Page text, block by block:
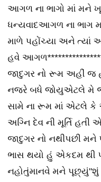
આગળ ના ભાગો માં મને
ધન્યવાદઆગળ ના ભાગ
માળે પહોંચ્યા અને
હવે
જાદુગર નો રૂમ અહીં જ
નજરે બધે જોયુએટલે મે
સામે ના રૂમ માં એટલે કે
અગ્નિ દેવ ની મૂર્તિ
જાદુગર નો નથીપછી
ભાસ થયો હું એકદમ થી
નહોતુંમાનવે મને પૂછ્યું"શું